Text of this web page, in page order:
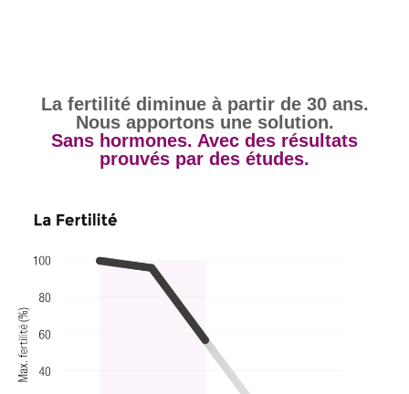
La fertilité diminue à partir de 30 ans.
Nous apportons une solution.
Sans hormones. Avec des résultats
prouvés par des études.